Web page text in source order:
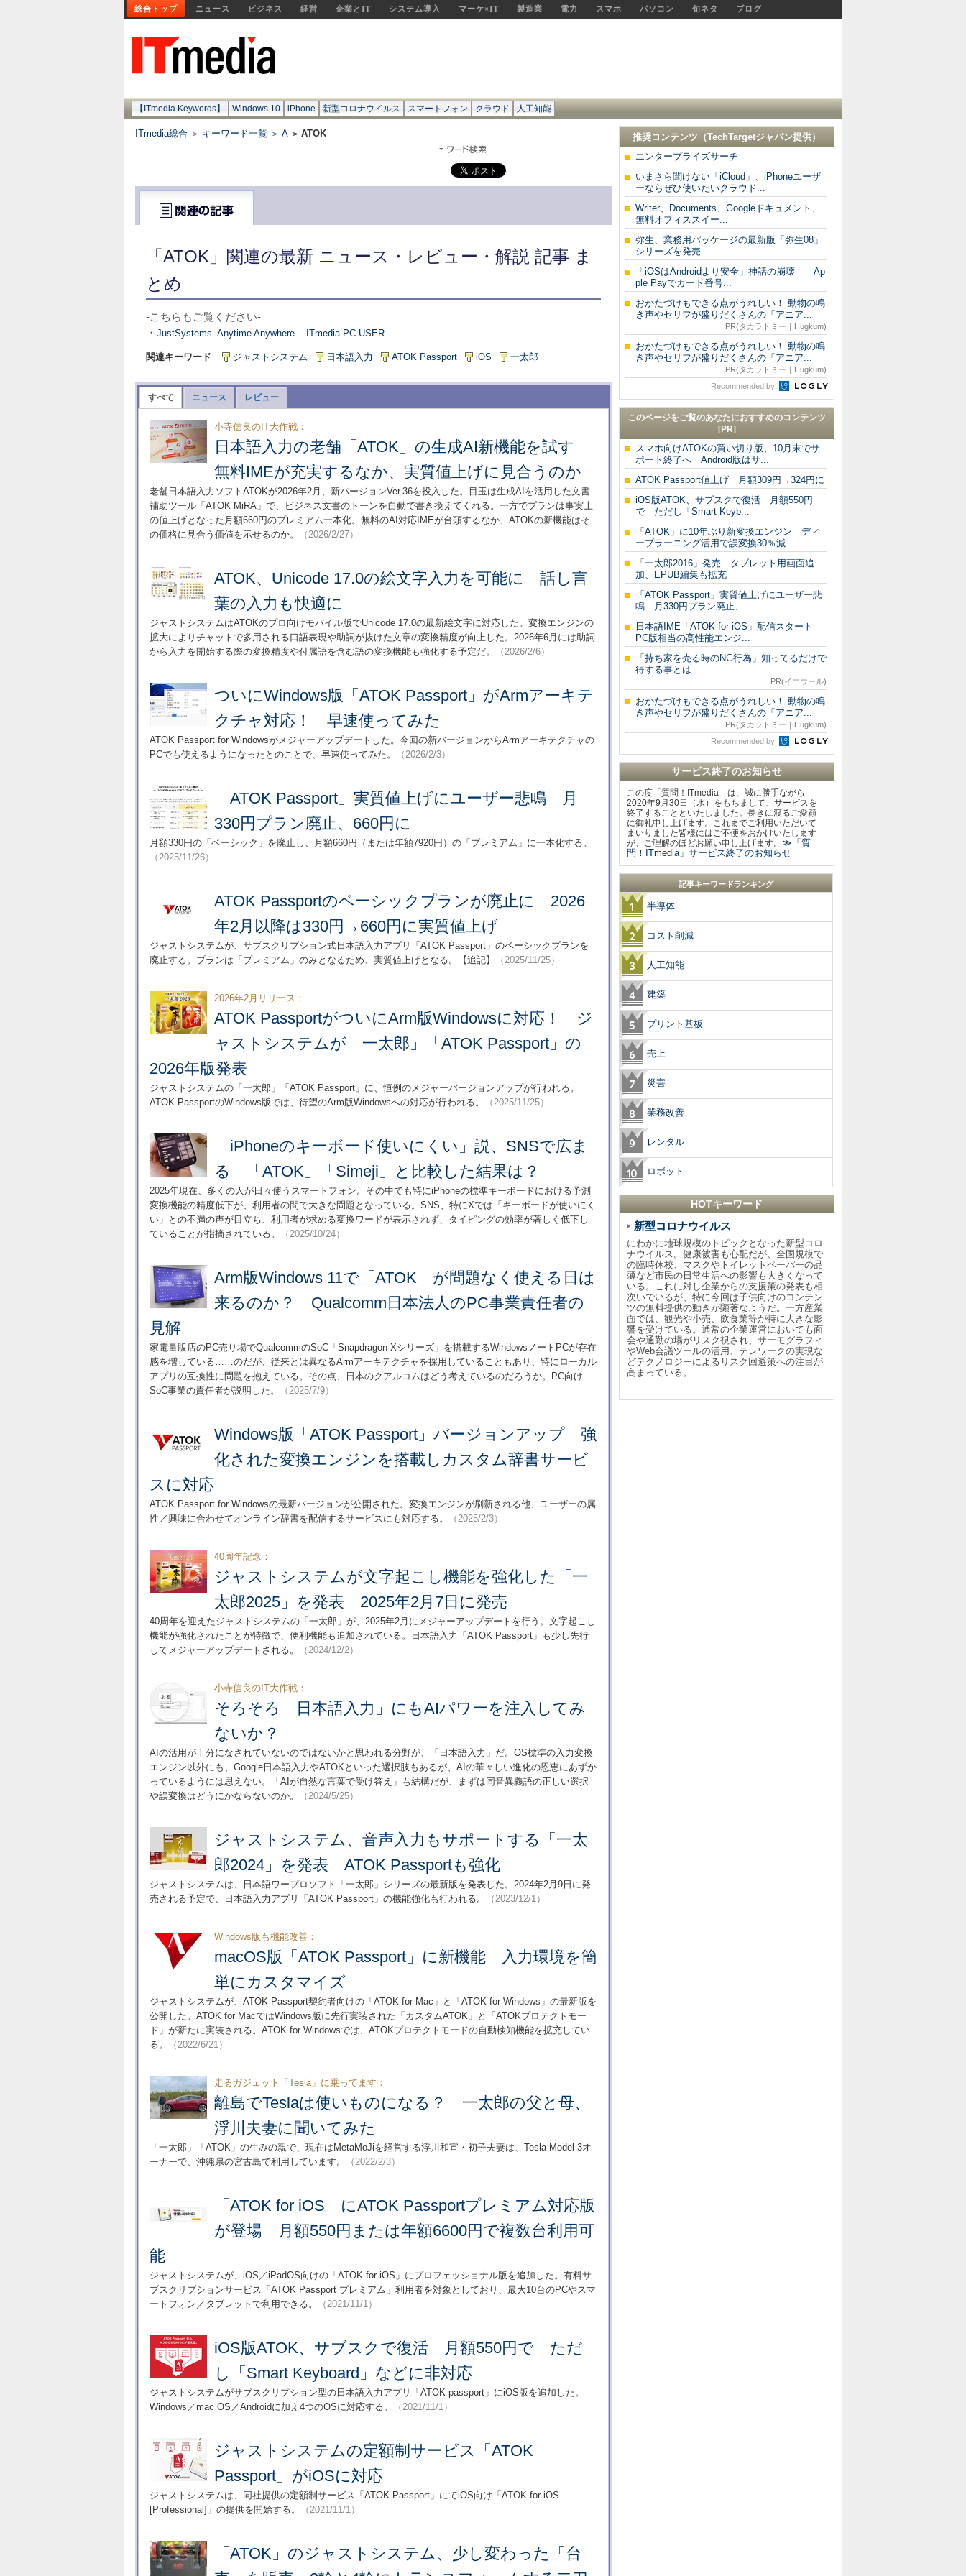
総合トップ ニュース ビジネス 経営 企業とIT システム導入 マーケ×IT 製造業 電力 スマホ パソコン 旬ネタ ブログ
【ITmedia Keywords】 Windows 10 iPhone 新型コロナウイルス スマートフォン クラウド 人工知能
ITmedia総合 > キーワード一覧 > A > ATOK
「ATOK」関連の最新 ニュース・レビュー・解説 記事 ま
とめ
-こちらもご覧ください-
・ JustSystems. Anytime Anywhere. - ITmedia PC USER
関連キーワード ジャストシステム 日本語入力 ATOK Passport iOS 一太郎
すべて ニュース レビュー
小寺信良のIT大作戦：
日本語入力の老舗「ATOK」の生成AI新機能を試す
無料IMEが充実するなか、実質値上げに見合うのか
老舗日本語入力ソフトATOKが2026年2月、新バージョンVer.36を投入した。目玉は生成AIを活用した文書
補助ツール「ATOK MiRA」で、ビジネス文書のトーンを自動で書き換えてくれる。一方でプランは事実上
の値上げとなった月額660円のプレミアム一本化。無料のAI対応IMEが台頭するなか、ATOKの新機能はそ
の価格に見合う価値を示せるのか。
（2026/2/27）
ATOK、Unicode 17.0の絵文字入力を可能に 話し言
葉の入力も快適に
ジャストシステムはATOKのプロ向けモバイル版でUnicode 17.0の最新絵文字に対応した。変換エンジンの
拡大によりチャットで多用される口語表現や助詞が抜けた文章の変換精度が向上した。2026年6月には助詞
から入力を開始する際の変換精度や付属語を含む語の変換機能も強化する予定だ。
（2026/2/6）
ついにWindows版「ATOK Passport」がArmアーキテ
クチャ対応！ 早速使ってみた
ATOK Passport for Windowsがメジャーアップデートした。今回の新バージョンからArmアーキテクチャの
PCでも使えるようになったとのことで、早速使ってみた。
（2026/2/3）
「ATOK Passport」実質値上げにユーザー悲鳴 月
330円プラン廃止、660円に
月額330円の「ベーシック」を廃止し、月額660円（または年額7920円）の「プレミアム」に一本化する。
（2025/11/26）
ATOK Passportのベーシックプランが廃止に 2026
年2月以降は330円→660円に実質値上げ
ジャストシステムが、サブスクリプション式日本語入力アプリ「ATOK Passport」のベーシックプランを
廃止する。プランは「プレミアム」のみとなるため、実質値上げとなる。【追記】
（2025/11/25）
2026年2月リリース：
ATOK PassportがついにArm版Windowsに対応！ ジ
ャストシステムが「一太郎」「ATOK Passport」の
2026年版発表
ジャストシステムの「一太郎」「ATOK Passport」に、恒例のメジャーバージョンアップが行われる。
ATOK PassportのWindows版では、待望のArm版Windowsへの対応が行われる。
（2025/11/25）
「iPhoneのキーボード使いにくい」説、SNSで広ま
る 「ATOK」「Simeji」と比較した結果は？
2025年現在、多くの人が日々使うスマートフォン。その中でも特にiPhoneの標準キーボードにおける予測
変換機能の精度低下が、利用者の間で大きな問題となっている。SNS、特にXでは「キーボードが使いにく
い」との不満の声が目立ち、利用者が求める変換ワードが表示されず、タイピングの効率が著しく低下し
ていることが指摘されている。
（2025/10/24）
Arm版Windows 11で「ATOK」が問題なく使える日は
来るのか？ Qualcomm日本法人のPC事業責任者の
見解
家電量販店のPC売り場でQualcommのSoC「Snapdragon Xシリーズ」を搭載するWindowsノートPCが存在
感を増している……のだが、従来とは異なるArmアーキテクチャを採用していることもあり、特にローカル
アプリの互換性に問題を抱えている。その点、日本のクアルコムはどう考えているのだろうか。PC向け
SoC事業の責任者が説明した。
（2025/7/9）
Windows版「ATOK Passport」バージョンアップ 強
化された変換エンジンを搭載しカスタム辞書サービ
スに対応
ATOK Passport for Windowsの最新バージョンが公開された。変換エンジンが刷新される他、ユーザーの属
性／興味に合わせてオンライン辞書を配信するサービスにも対応する。
（2025/2/3）
40周年記念：
ジャストシステムが文字起こし機能を強化した「一
太郎2025」を発表 2025年2月7日に発売
40周年を迎えたジャストシステムの「一太郎」が、2025年2月にメジャーアップデートを行う。文字起こし
機能が強化されたことが特徴で、便利機能も追加されている。日本語入力「ATOK Passport」も少し先行
してメジャーアップデートされる。
（2024/12/2）
小寺信良のIT大作戦：
そろそろ「日本語入力」にもAIパワーを注入してみ
ないか？
AIの活用が十分になされていないのではないかと思われる分野が、「日本語入力」だ。OS標準の入力変換
エンジン以外にも、Google日本語入力やATOKといった選択肢もあるが、AIの華々しい進化の恩恵にあずか
っているようには思えない。「AIが自然な言葉で受け答え」も結構だが、まずは同音異義語の正しい選択
や誤変換はどうにかならないのか。
（2024/5/25）
ジャストシステム、音声入力もサポートする「一太
郎2024」を発表 ATOK Passportも強化
ジャストシステムは、日本語ワープロソフト「一太郎」シリーズの最新版を発表した。2024年2月9日に発
売される予定で、日本語入力アプリ「ATOK Passport」の機能強化も行われる。
（2023/12/1）
Windows版も機能改善：
macOS版「ATOK Passport」に新機能 入力環境を簡
単にカスタマイズ
ジャストシステムが、ATOK Passport契約者向けの「ATOK for Mac」と「ATOK for Windows」の最新版を
公開した。ATOK for MacではWindows版に先行実装された「カスタムATOK」と「ATOKプロテクトモー
ド」が新たに実装される。ATOK for Windowsでは、ATOKプロテクトモードの自動検知機能を拡充してい
る。
（2022/6/21）
走るガジェット「Tesla」に乗ってます：
離島でTeslaは使いものになる？ 一太郎の父と母、
浮川夫妻に聞いてみた
「一太郎」「ATOK」の生みの親で、現在はMetaMoJiを経営する浮川和宣・初子夫妻は、Tesla Model 3オ
ーナーで、沖縄県の宮古島で利用しています。
（2022/2/3）
「ATOK for iOS」にATOK Passportプレミアム対応版
が登場 月額550円または年額6600円で複数台利用可
能
ジャストシステムが、iOS／iPadOS向けの「ATOK for iOS」にプロフェッショナル版を追加した。有料サ
ブスクリプションサービス「ATOK Passport プレミアム」利用者を対象としており、最大10台のPCやスマ
ートフォン／タブレットで利用できる。
（2021/11/1）
iOS版ATOK、サブスクで復活 月額550円で ただ
し「Smart Keyboard」などに非対応
ジャストシステムがサブスクリプション型の日本語入力アプリ「ATOK passport」にiOS版を追加した。
Windows／mac OS／Androidに加え4つのOSに対応する。
（2021/11/1）
ジャストシステムの定額制サービス「ATOK
Passport」がiOSに対応
ジャストシステムは、同社提供の定額制サービス「ATOK Passport」にてiOS向け「ATOK for iOS
[Professional]」の提供を開始する。
（2021/11/1）
「ATOK」のジャストシステム、少し変わった「台
推奨コンテンツ（TechTargetジャパン提供）
エンタープライズサーチ
いまさら聞けない「iCloud」、iPhoneユーザ
ーならぜひ使いたいクラウド...
Writer、Documents、Googleドキュメント、
無料オフィススイー...
弥生、業務用パッケージの最新版「弥生08」
シリーズを発売
「iOSはAndroidより安全」神話の崩壊――Ap
ple Payでカード番号...
おかたづけもできる点がうれしい！ 動物の鳴
き声やセリフが盛りだくさんの「アニア...
PR(タカラトミー｜Hugkum)
おかたづけもできる点がうれしい！ 動物の鳴
き声やセリフが盛りだくさんの「アニア...
PR(タカラトミー｜Hugkum)
Recommended by
このページをご覧のあなたにおすすめのコンテンツ
[PR]
スマホ向けATOKの買い切り版、10月末でサ
ポート終了へ Android版はサ...
ATOK Passport値上げ 月額309円→324円に
iOS版ATOK、サブスクで復活 月額550円
で ただし「Smart Keyb...
「ATOK」に10年ぶり新変換エンジン ディ
ープラーニング活用で誤変換30％減...
「一太郎2016」発売 タブレット用画面追
加、EPUB編集も拡充
「ATOK Passport」実質値上げにユーザー悲
鳴 月330円プラン廃止、...
日本語IME「ATOK for iOS」配信スタート
PC版相当の高性能エンジ...
「持ち家を売る時のNG行為」知ってるだけで
得する事とは
PR(イエウール)
おかたづけもできる点がうれしい！ 動物の鳴
き声やセリフが盛りだくさんの「アニア...
PR(タカラトミー｜Hugkum)
Recommended by
サービス終了のお知らせ
この度「質問！ITmedia」は、誠に勝手ながら
2020年9月30日（水）をもちまして、サービスを
終了することといたしました。長きに渡るご愛顧
に御礼申し上げます。これまでご利用いただいて
まいりました皆様にはご不便をおかけいたします
が、ご理解のほどお願い申し上げます。 ≫「質
問！ITmedia」サービス終了のお知らせ
記事キーワードランキング
半導体
コスト削減
人工知能
建築
プリント基板
売上
災害
業務改善
レンタル
ロボット
HOTキーワード
新型コロナウイルス
にわかに地球規模のトピックとなった新型コロ
ナウイルス。健康被害も心配だが、全国規模で
の臨時休校、マスクやトイレットペーパーの品
薄など市民の日常生活への影響も大きくなって
いる。これに対し企業からの支援策の発表も相
次いでいるが、特に今回は子供向けのコンテン
ツの無料提供の動きが顕著なようだ。一方産業
面では、観光や小売、飲食業等が特に大きな影
響を受けている。通常の企業運営においても面
会や通勤の場がリスク視され、サーモグラフィ
やWeb会議ツールの活用、テレワークの実現な
どテクノロジーによるリスク回避策への注目が
高まっている。